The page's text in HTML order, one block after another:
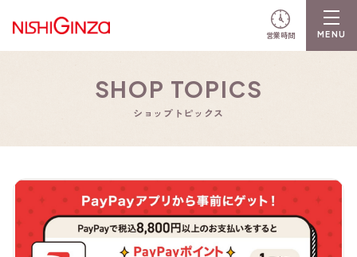
営業時間
SHOP TOPICS
ショップトピックス